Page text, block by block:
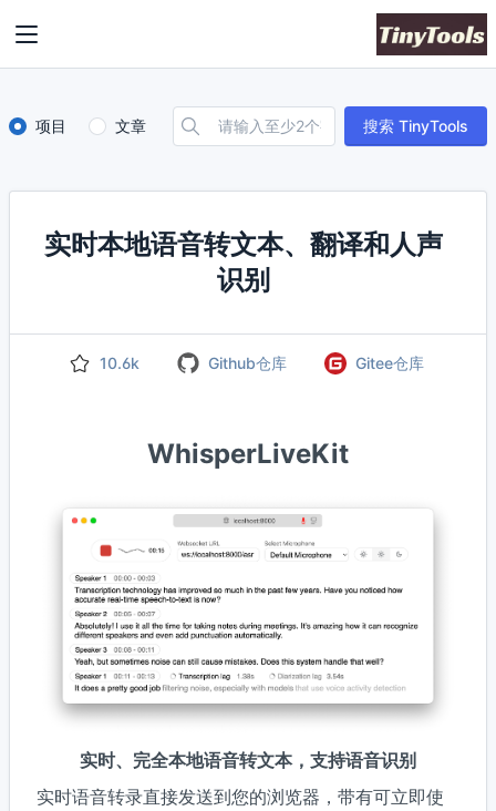
项目 文章 搜索 TinyTools
实时本地语音转文本、翻译和人声
识别
10.6k Github仓库 Gitee仓库
WhisperLiveKit
实时、完全本地语音转文本，支持语音识别
实时语音转录直接发送到您的浏览器，带有可立即使